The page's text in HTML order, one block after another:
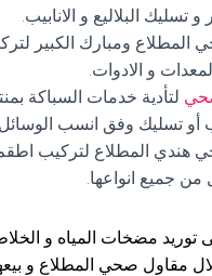
و تسليك البلاليع و الانابيب.
المطلاع ومبارك الكبير
و الادوات.
لتأدية خدمات السباكة
أو تسليك وفق انسب الوسائل
هندي المطلاع لتركيب
من جميع انواعها.
توريد مضخات المياه و
مقاول صحي المطلاع و